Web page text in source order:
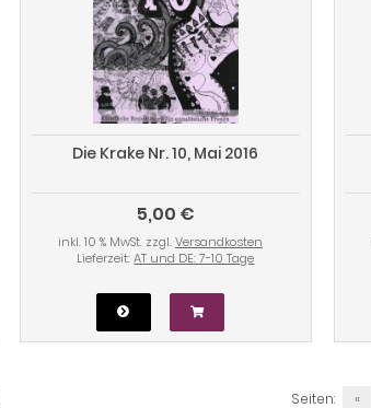
Die Krake Nr. 10, Mai 2016
5,00 €
inkl. 10 % MwSt. zzgl.Versandkosten
Lieferzeit:AT und DE: 7-10 Tage
Seiten: «